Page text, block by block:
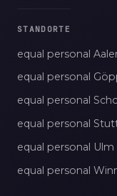
STANDORTE
equal personal
equal personal
equal personal
equal personal
equal personal Ulm
equal personal